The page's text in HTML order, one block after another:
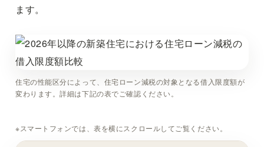
ます。
住宅の性能区分によって、住宅ローン減税の対象となる借入限度額が
変わります。詳細は下記の表でご確認ください。
※スマートフォンでは、表を横にスクロールしてご覧ください。